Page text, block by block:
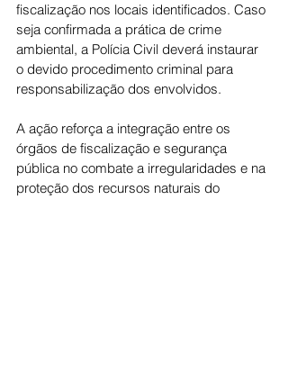
fiscalização nos locais identificados. Caso
seja confirmada a prática de crime
ambiental, a Polícia Civil deverá instaurar
o devido procedimento criminal para
responsabilização dos envolvidos.
A ação reforça a integração entre os
órgãos de fiscalização e segurança
pública no combate a irregularidades e na
proteção dos recursos naturais do